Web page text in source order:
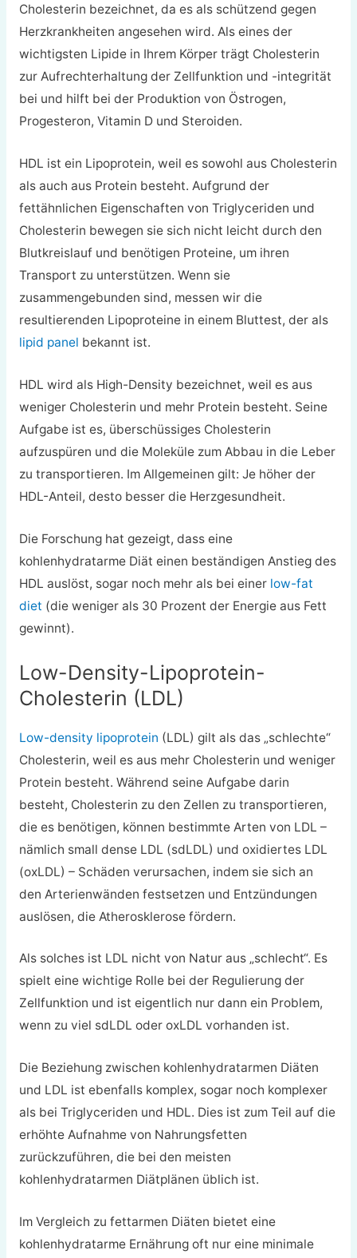
Cholesterin bezeichnet, da es als schützend gegen
Herzkrankheiten angesehen wird. Als eines der
wichtigsten Lipide in Ihrem Körper trägt Cholesterin
zur Aufrechterhaltung der Zellfunktion und -integrität
bei und hilft bei der Produktion von Östrogen,
Progesteron, Vitamin D und Steroiden.
HDL ist ein Lipoprotein, weil es sowohl aus Cholesterin
als auch aus Protein besteht. Aufgrund der
fettähnlichen Eigenschaften von Triglyceriden und
Cholesterin bewegen sie sich nicht leicht durch den
Blutkreislauf und benötigen Proteine, um ihren
Transport zu unterstützen. Wenn sie
zusammengebunden sind, messen wir die
resultierenden Lipoproteine in einem Bluttest, der als
lipid panel bekannt ist.
HDL wird als High-Density bezeichnet, weil es aus
weniger Cholesterin und mehr Protein besteht. Seine
Aufgabe ist es, überschüssiges Cholesterin
aufzuspüren und die Moleküle zum Abbau in die Leber
zu transportieren. Im Allgemeinen gilt: Je höher der
HDL-Anteil, desto besser die Herzgesundheit.
Die Forschung hat gezeigt, dass eine
kohlenhydratarme Diät einen beständigen Anstieg des
HDL auslöst, sogar noch mehr als bei einer low-fat
diet (die weniger als 30 Prozent der Energie aus Fett
gewinnt).
Low-Density-Lipoprotein-
Cholesterin (LDL)
Low-density lipoprotein (LDL) gilt als das „schlechte“
Cholesterin, weil es aus mehr Cholesterin und weniger
Protein besteht. Während seine Aufgabe darin
besteht, Cholesterin zu den Zellen zu transportieren,
die es benötigen, können bestimmte Arten von LDL –
nämlich small dense LDL (sdLDL) und oxidiertes LDL
(oxLDL) – Schäden verursachen, indem sie sich an
den Arterienwänden festsetzen und Entzündungen
auslösen, die Atherosklerose fördern.
Als solches ist LDL nicht von Natur aus „schlecht“. Es
spielt eine wichtige Rolle bei der Regulierung der
Zellfunktion und ist eigentlich nur dann ein Problem,
wenn zu viel sdLDL oder oxLDL vorhanden ist.
Die Beziehung zwischen kohlenhydratarmen Diäten
und LDL ist ebenfalls komplex, sogar noch komplexer
als bei Triglyceriden und HDL. Dies ist zum Teil auf die
erhöhte Aufnahme von Nahrungsfetten
zurückzuführen, die bei den meisten
kohlenhydratarmen Diätplänen üblich ist.
Im Vergleich zu fettarmen Diäten bietet eine
kohlenhydratarme Ernährung oft nur eine minimale